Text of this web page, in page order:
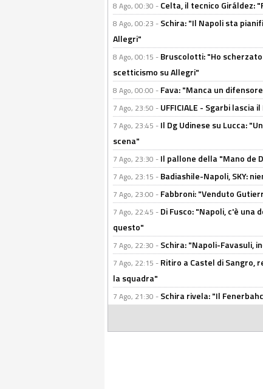
8 Ago, 00:30 - Celta, il tecnico Giráldez:
8 Ago, 00:23 - Schira: "Il Napoli sta
Allegri"
8 Ago, 00:15 - Bruscolotti: "Ho
scetticismo su Allegri"
8 Ago, 00:00 - Fava: "Manca un
7 Ago, 23:50 - UFFICIALE - Sgarbi
7 Ago, 23:45 - Il Dg Udinese su Lucca:
scena"
7 Ago, 23:30 - Il pallone della "Mano de
7 Ago, 23:15 - Badiashile-Napoli, SKY:
7 Ago, 23:00 - Fabbroni: "Venduto
7 Ago, 22:45 - Di Fusco: "Napoli, c'è una
questo"
7 Ago, 22:30 - Schira: "Napoli-Favasuli,
7 Ago, 22:15 - Ritiro a Castel di Sangro,
la squadra"
7 Ago, 21:30 - Schira rivela: "Il